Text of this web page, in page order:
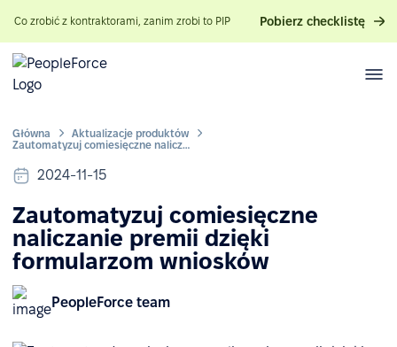
Co zrobić z kontraktorami, zanim zrobi to PIP Pobierz checklistę
Główna
Aktualizacje produktów
Zautomatyzuj comiesięczne naliczanie premii dzięki formularzom wniosków
2024-11-15
Zautomatyzuj comiesięczne
naliczanie premii dzięki
formularzom wniosków
PeopleForce team